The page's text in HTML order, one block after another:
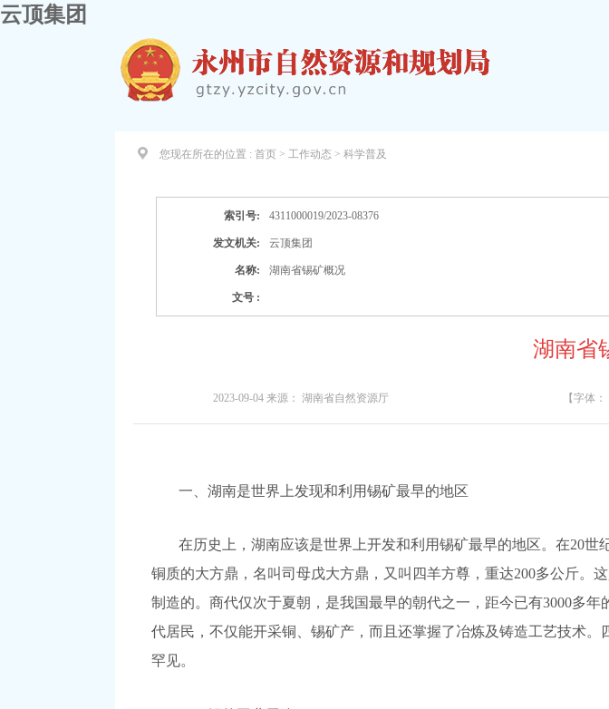
云顶集团
您现在所在的位置 : 首页 > 工作动态 > 科学普及
索引号: 4311000019/2023-08376
发文机关: 云顶集团
名称: 湖南省锡矿概况
文号 :
湖南省
2023-09-04 来源： 湖南省自然资源厅 【字体：
一、湖南是世界上发现和利用锡矿最早的地区
在历史上，湖南应该是世界上开发和利用锡矿最早的地区。在20
铜质的大方鼎，名叫司母戊大方鼎，又叫四羊方尊，重达200多公斤。
制造的。商代仅次于夏朝，是我国最早的朝代之一，距今已有3000多
代居民，不仅能开采铜、锡矿产，而且还掌握了冶炼及铸造工艺技术
罕见。